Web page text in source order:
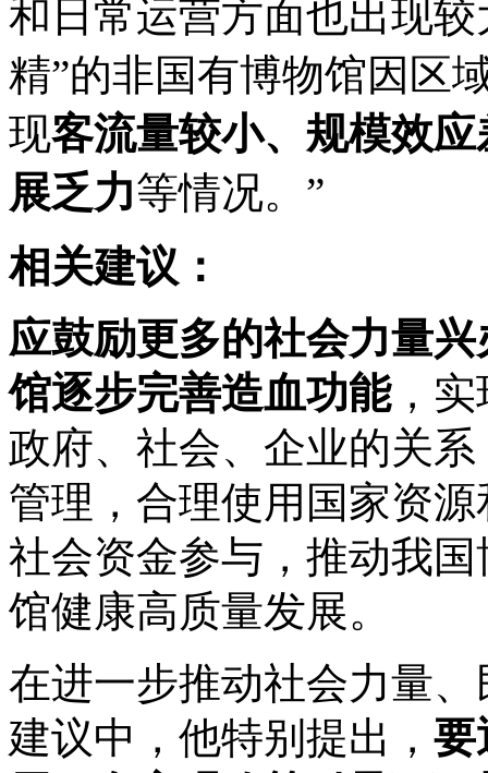
和日常运营方面也出现
精”的非国有博物馆因区
现客流量较小、规模效
展乏力等情况。”
相关建议：
应鼓励更多的社会力量
馆逐步完善造血功能，实
政府、社会、企业的关
管理，合理使用国家资
社会资金参与，推动我
馆健康高质量发展。
在进一步推动社会力量
建议中，他特别提出， 要